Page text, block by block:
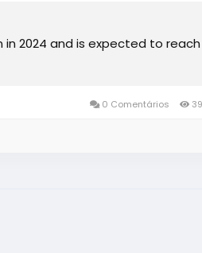
2024 and is expected to reach
0 Comentários